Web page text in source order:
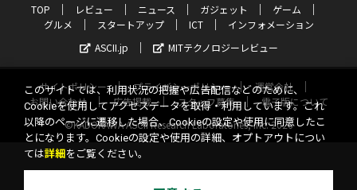
TOP レビュー ニュース ガジェット
ゲーム
グルメ
スタートアップ ICT
インフォメーション
ASCII.jp
MITテクノロジーレビュー
サイトポリシー プライバシーポリシー
運営会社
お問い合わせ
広告掲載 スタッフ募集
電子版について
©KADOKAWA ASCII Research Laboratories, Inc. 2026
このサイトでは、利用状況の把握や広告配信などのために、
Cookieを使用してアクセスデータを取得・利用しています。これ
以降のページに遷移した場合、Cookieの設定や使用に同意したこ
とになります。Cookieの設定や使用の詳細、オプトアウトについ
ては詳細 をご覧ください。